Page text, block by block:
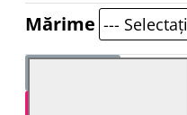
Mărime